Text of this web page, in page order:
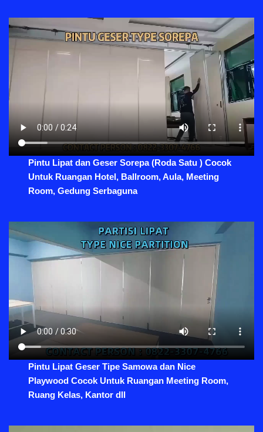
Pintu Lipat dan Geser Sorepa (Roda Satu ) Cocok
Untuk Ruangan Hotel, Ballroom, Aula, Meeting
Room, Gedung Serbaguna
Pintu Lipat Geser Tipe Samowa dan Nice
Playwood Cocok Untuk Ruangan Meeting Room,
Ruang Kelas, Kantor dll